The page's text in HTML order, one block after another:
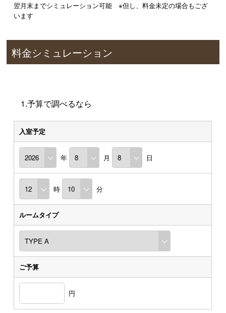
翌月末までシミュレーション可能 ※但し、料金未定の場合もござ
います
料金シミュレーション
1.予算で調べるなら
入室予定
年 月 日
時 分
ルームタイプ
ご予算
円